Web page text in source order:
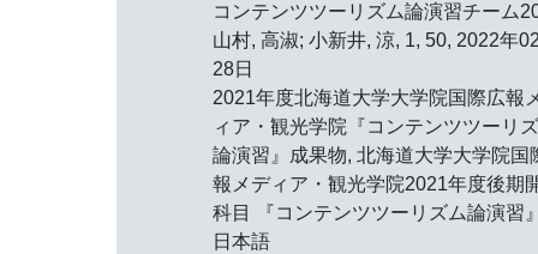
コンテンツツーリズム論演習チーム
山村, 高淑; 小新井, 涼, 1, 50, 2022年
28日
2021年度北海道大学大学院国際広報
ィア・観光学院『コンテンツツーリ
論演習』成果物, 北海道大学大学院国
報メディア・観光学院2021年度後期
科目 『コンテンツツーリズム論演習
日本語